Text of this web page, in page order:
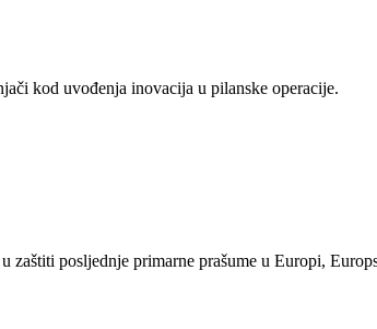
kod uvođenja inovacija u pilanske operacije.
posljednje primarne prašume u Europi,